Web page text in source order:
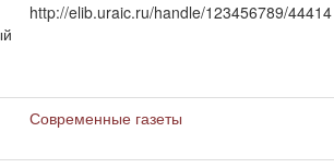
http://elib.uraic.ru/handle/123456789/44414
Современные газеты